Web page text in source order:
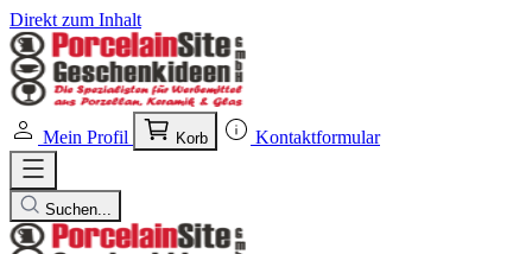
Direkt zum Inhalt
Mein Profil Korb Kontaktformular
Suchen...